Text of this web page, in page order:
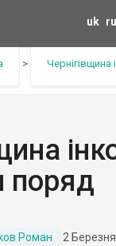
uk ru
>
Чернігівщина
поряд
Роман 2